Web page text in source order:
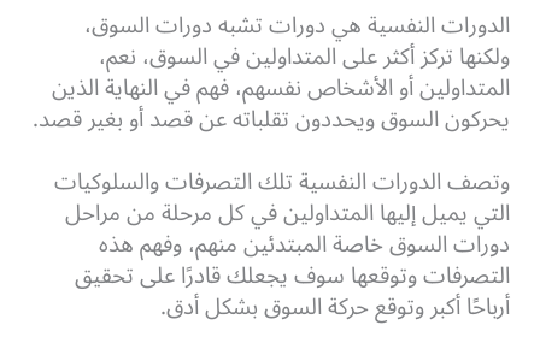
الدورات النفسية هي دورات تشبه دورات السوق،
ولكنها تركز أكثر على المتداولين في السوق، نعم،
المتداولين أو الأشخاص نفسهم، فهم في النهاية الذين
يحركون السوق ويحددون تقلباته عن قصد أو بغير قصد.
وتصف الدورات النفسية تلك التصرفات والسلوكيات
التي يميل إليها المتداولين في كل مرحلة من مراحل
دورات السوق خاصة المبتدئين منهم، وفهم هذه
التصرفات وتوقعها سوف يجعلك قادرًا على تحقيق
أرباحًا أكبر وتوقع حركة السوق بشكل أدق.